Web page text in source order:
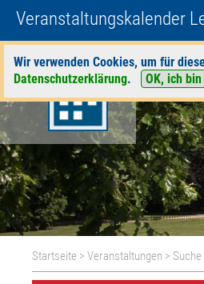
Veranstaltungskalender
Wir verwenden Cookies, um für
Datenschutzerklärung. OK, ich
Startseite >Veranstaltungen > Suche